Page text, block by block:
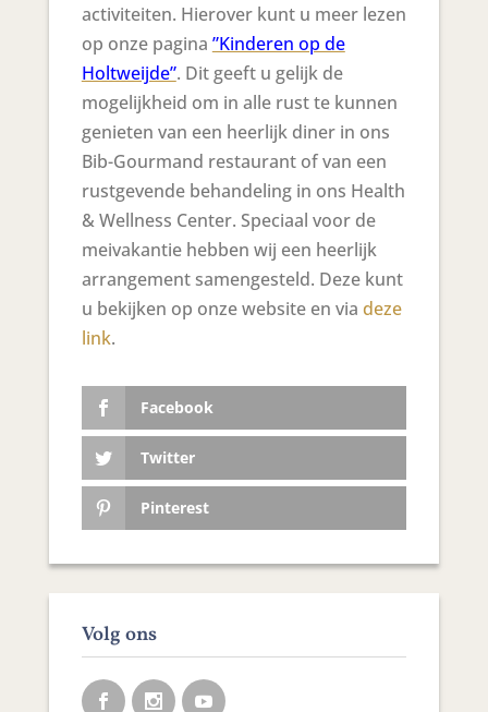
activiteiten. Hierover kunt u meer lezen
op onze pagina ”Kinderen op de
Holtweijde”. Dit geeft u gelijk de
mogelijkheid om in alle rust te kunnen
genieten van een heerlijk diner in ons
Bib-Gourmand restaurant of van een
rustgevende behandeling in ons Health
& Wellness Center. Speciaal voor de
meivakantie hebben wij een heerlijk
arrangement samengesteld. Deze kunt
u bekijken op onze website en via deze
link.
Facebook
Twitter
Pinterest
Volg ons